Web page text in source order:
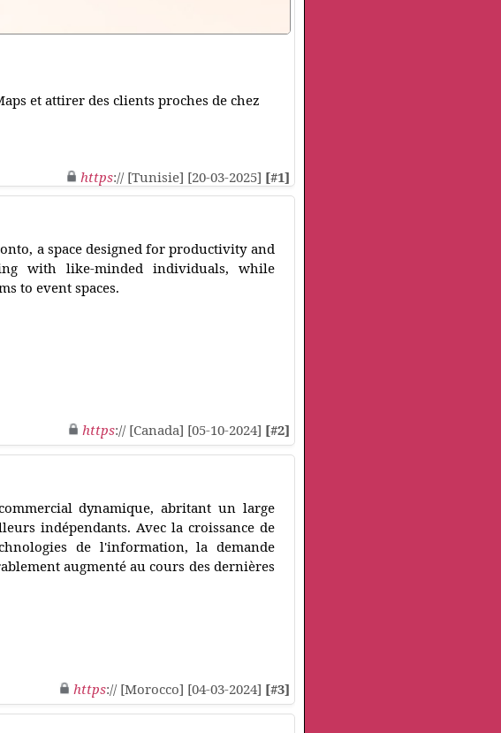
et attirer des clients proches de chez
https:// [Tunisie] [20-03-2025] [#1]
a space designed for productivity and
with like-minded individuals, while
to event spaces.
https:// [Canada] [05-10-2024] [#2]
dynamique, abritant un large
indépendants. Avec la croissance de
de l'information, la demande
augmenté au cours des dernières
https:// [Morocco] [04-03-2024] [#3]